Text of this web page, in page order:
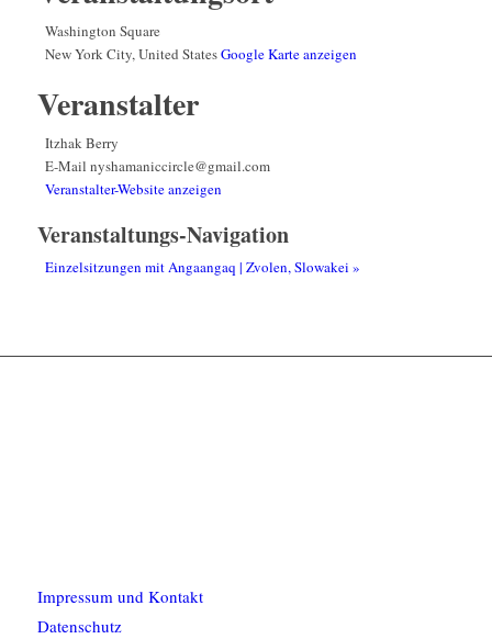
Washington Square
New York City,United StatesGoogle Karte anzeigen
Veranstalter
Itzhak Berry
E-Mail nyshamaniccircle@gmail.com
Veranstalter-Website anzeigen
Veranstaltungs-Navigation
Einzelsitzungen mit Angaangaq | Zvolen, Slowakei »
Impressum und Kontakt
Datenschutz